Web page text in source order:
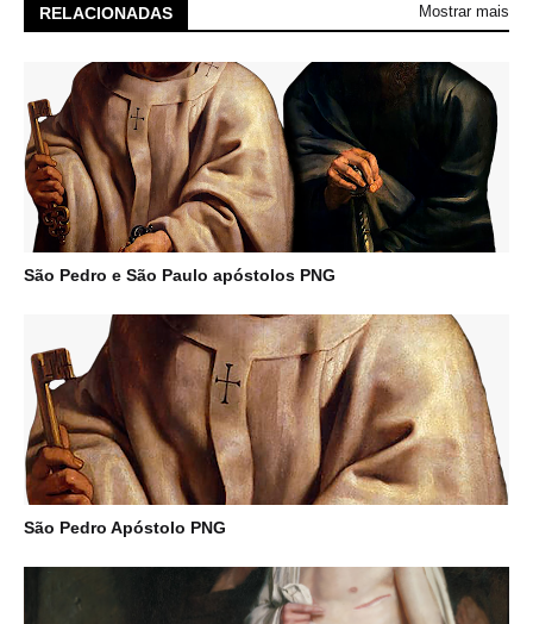
RELACIONADAS Mostrar mais
São Pedro e São Paulo apóstolos PNG
São Pedro Apóstolo PNG